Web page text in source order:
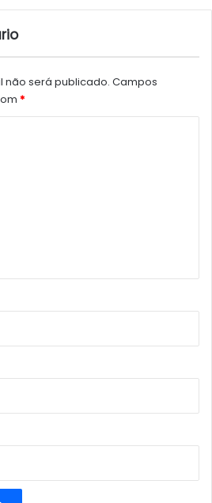
não será publicado. Campos
*